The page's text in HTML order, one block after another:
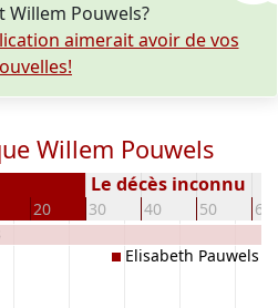
Pouwels?
aimerait avoir de vos
Willem Pouwels
20 30 40 50 60
Le décès inconnu
Elisabeth Pauwels